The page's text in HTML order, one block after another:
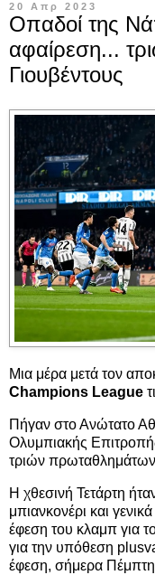
20 Απρ 2023
Οπαδοί της
αφαίρεση...
Γιουβέντους
Μια μέρα μετά τον
Champions League
Πήγαν στο Ανώτατο
Ολυμπιακής
τριών
Η χθεσινή Τετάρτη
μπιανκονέρι και
έφεση του κλαμπ για
για την υπόθεση
έφεση, σήμερα